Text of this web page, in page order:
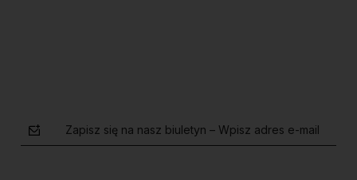
Zapisz się na nasz biuletyn – Wpisz adres e-mail